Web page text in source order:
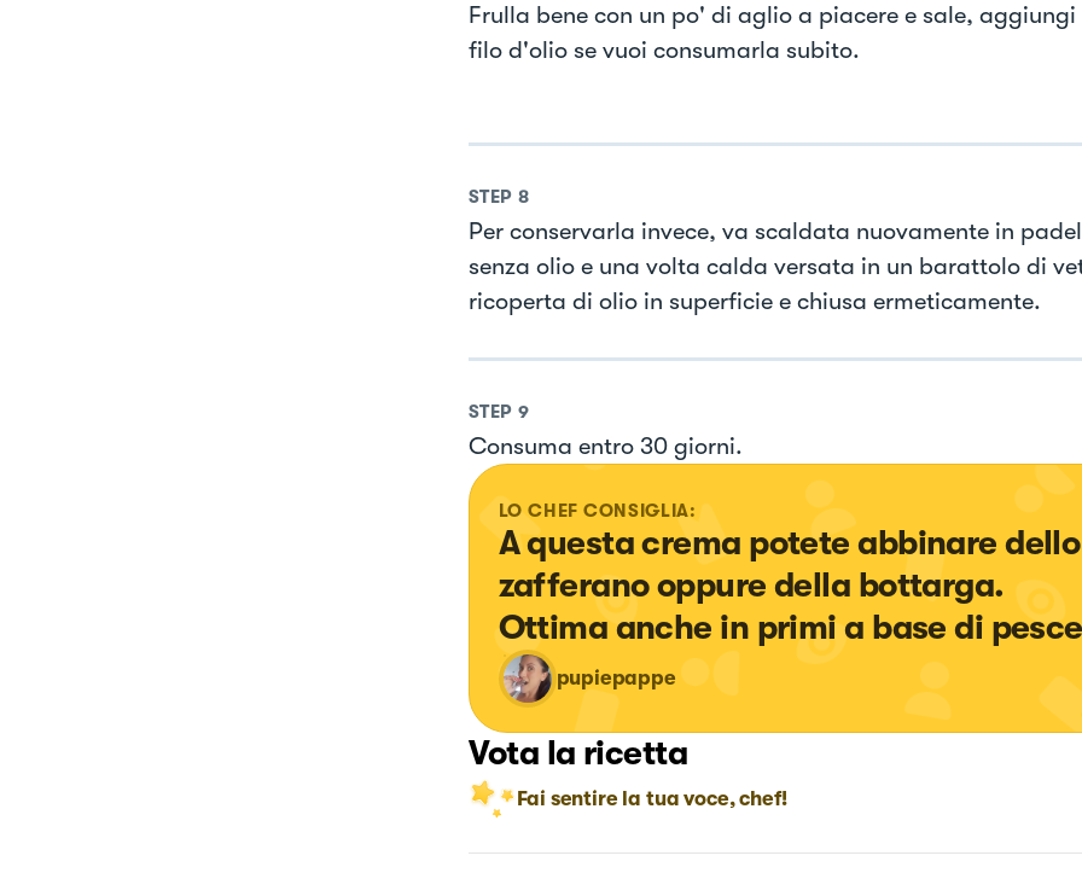
Frulla bene con un po' di aglio a piacere e sale, aggiungi
filo d'olio se vuoi consumarla subito.
STEP 8
Per conservarla invece, va scaldata nuovamente in
senza olio e una volta calda versata in un barattolo di
ricoperta di olio in superficie e chiusa ermeticamente.
STEP 9
Consuma entro 30 giorni.
LO CHEF CONSIGLIA:
A questa crema potete abbinare
zafferano oppure della bottarga.
Ottima anche in primi a base di
pupiepappe
Vota la ricetta
Fai sentire la tua voce, chef!